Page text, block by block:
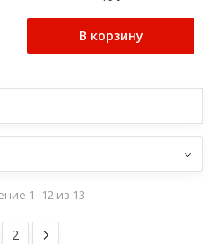
В корзину
1–12 из 13
2